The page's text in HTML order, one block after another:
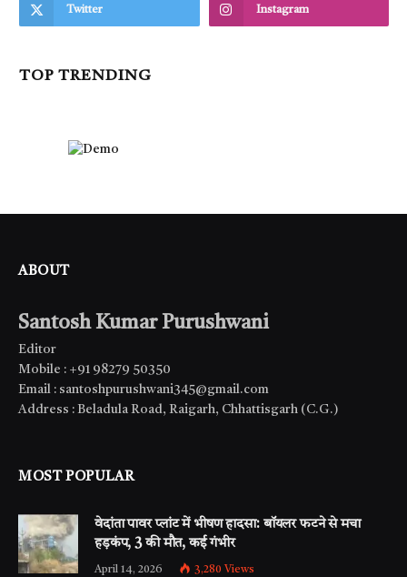
Twitter Instagram
TOP TRENDING
ABOUT
Santosh Kumar Purushwani
Editor
Mobile : +91 98279 50350
Email : santoshpurushwani345@gmail.com
Address : Beladula Road, Raigarh, Chhattisgarh (C.G.)
MOST POPULAR
वेदांता पावर प्लांट में भीषण हादसा: बॉयलर फटने से मचा
हड़कंप, 3 की मौत, कई गंभीर
April 14, 2026 3,280 Views